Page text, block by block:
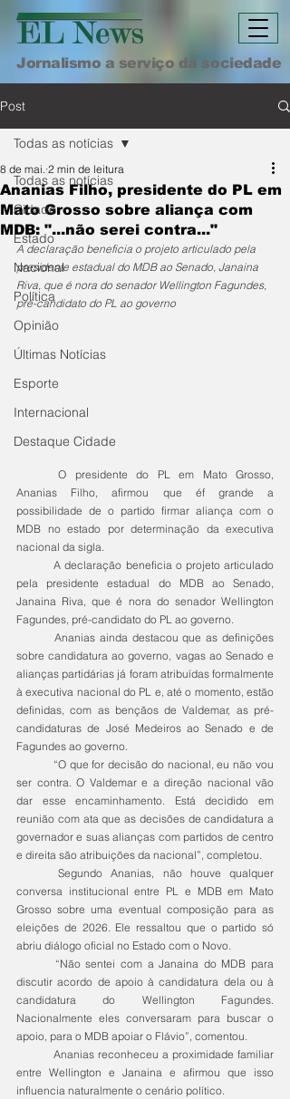
Jornalismo a serviço da sociedade
Post
Todas as notícias
Cidade
Estado
Nacional
Política
Opinião
Últimas Notícias
Esporte
Internacional
Destaque Cidade
Todas as notícias
Ananias Filho, presidente do PL em
Mato Grosso sobre aliança com
MDB: "...não serei contra..."
8 de mai. 2 min de leitura
A declaração beneficia o projeto articulado pela
presidente estadual do MDB ao Senado, Janaina
Riva, que é nora do senador Wellington Fagundes,
pré-candidato do PL ao governo
	O presidente do PL em Mato Grosso,
Ananias Filho, afirmou que éf grande a
possibilidade de o partido firmar aliança com o
MDB no estado por determinação da executiva
nacional da sigla.
	A declaração beneficia o projeto articulado
pela presidente estadual do MDB ao Senado,
Janaina Riva, que é nora do senador Wellington
Fagundes, pré-candidato do PL ao governo.
sobre candidatura ao governo, vagas ao Senado e
alianças partidárias já foram atribuídas formalmente
à executiva nacional do PL e, até o momento, estão
definidas, com as bençãos de Valdemar, as pré-
candidaturas de José Medeiros ao Senado e de
Fagundes ao governo.
ser contra. O Valdemar e a direção nacional vão
dar esse encaminhamento. Está decidido em
reunião com ata que as decisões de candidatura a
governador e suas alianças com partidos de centro
e direita são atribuições da nacional”, completou.
	Segundo Ananias, não houve qualquer
conversa institucional entre PL e MDB em Mato
Grosso sobre uma eventual composição para as
eleições de 2026. Ele ressaltou que o partido só
abriu diálogo oficial no Estado com o Novo.
discutir acordo de apoio à candidatura dela ou à
candidatura do Wellington Fagundes.
Nacionalmente eles conversaram para buscar o
apoio, para o MDB apoiar o Flávio”, comentou.
entre Wellington e Janaina e afirmou que isso
influencia naturalmente o cenário político.